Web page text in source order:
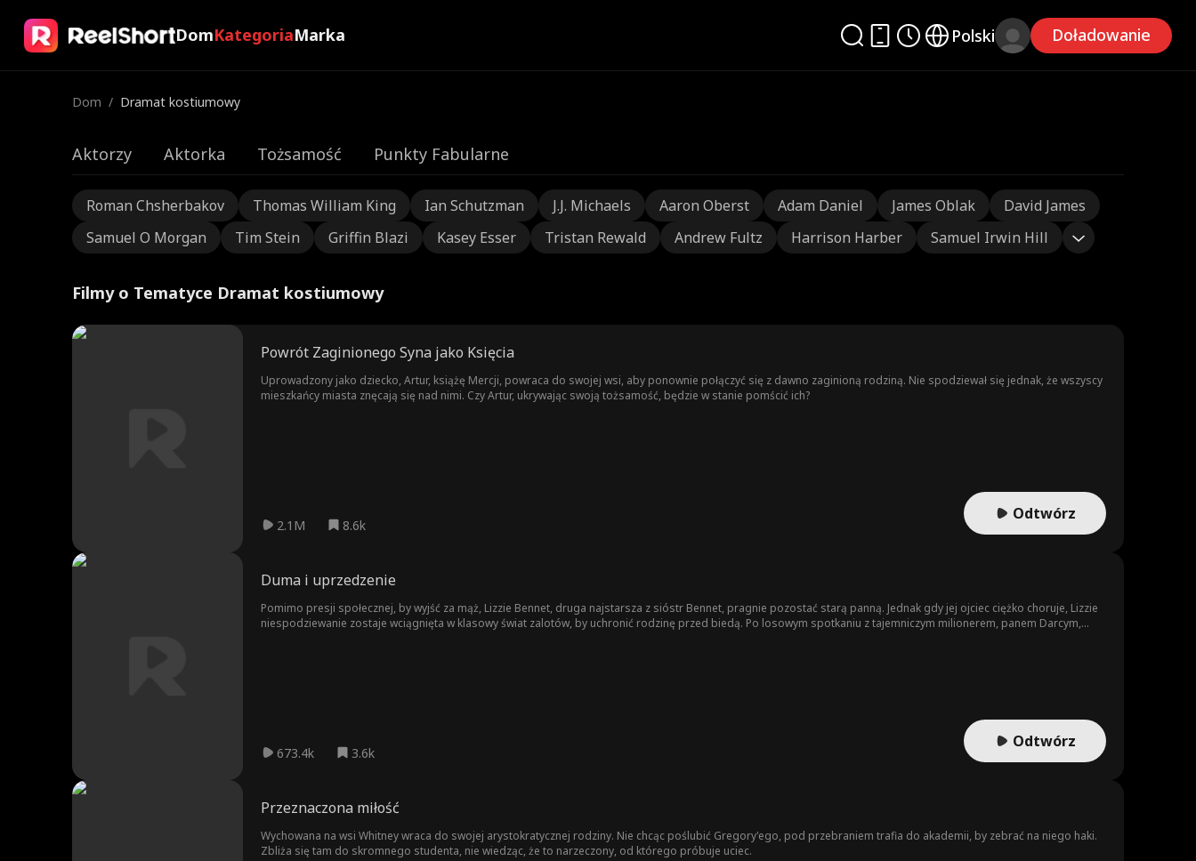
DomKategoriaMarka Polski Doładowanie
Dom / Dramat kostiumowy
Aktorzy Aktorka Tożsamość Punkty Fabularne
Roman Chsherbakov Thomas William King Ian Schutzman J.J. Michaels Aaron Oberst Adam Daniel James Oblak
David James
Samuel O Morgan
Tim Stein Griffin Blazi Kasey Esser Tristan Rewald Andrew Fultz Harrison Harber Samuel Irwin Hill
Filmy o Tematyce Dramat kostiumowy
Powrót Zaginionego Syna jako Księcia
Uprowadzony jako dziecko, Artur, książę Mercji, powraca do swojej wsi, aby ponownie połączyć się z dawno zaginioną rodziną. Nie spodziewał się jednak, że wszyscy
mieszkańcy miasta znęcają się nad nimi. Czy Artur, ukrywając swoją tożsamość, będzie w stanie pomścić ich?
2.1M 8.6k
Odtwórz
Duma i uprzedzenie
Pomimo presji społecznej, by wyjść za mąż, Lizzie Bennet, druga najstarsza z sióstr Bennet, pragnie pozostać starą panną. Jednak gdy jej ojciec ciężko choruje, Lizzie
niespodziewanie zostaje wciągnięta w klasowy świat zalotów, by uchronić rodzinę przed biedą. Po losowym spotkaniu z tajemniczym milionerem, panem Darcym,
673.4k 3.6k
Odtwórz
Przeznaczona miłość
Wychowana na wsi Whitney wraca do swojej arystokratycznej rodziny. Nie chcąc poślubić Gregory'ego, pod przebraniem trafia do akademii, by zebrać na niego haki.
Zbliża się tam do skromnego studenta, nie wiedząc, że to narzeczony, od którego próbuje uciec.